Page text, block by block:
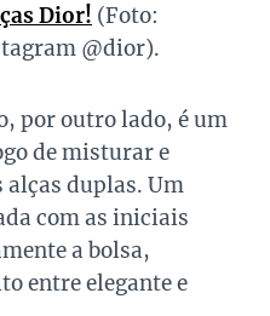
Dior! (Foto:
@dior).
por outro lado, é um
de misturar e
alças duplas. Um
com as iniciais
a bolsa,
entre elegante e